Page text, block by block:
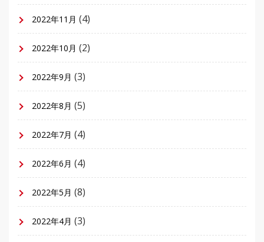
2022年11月 (4)
2022年10月 (2)
2022年9月 (3)
2022年8月 (5)
2022年7月 (4)
2022年6月 (4)
2022年5月 (8)
2022年4月 (3)